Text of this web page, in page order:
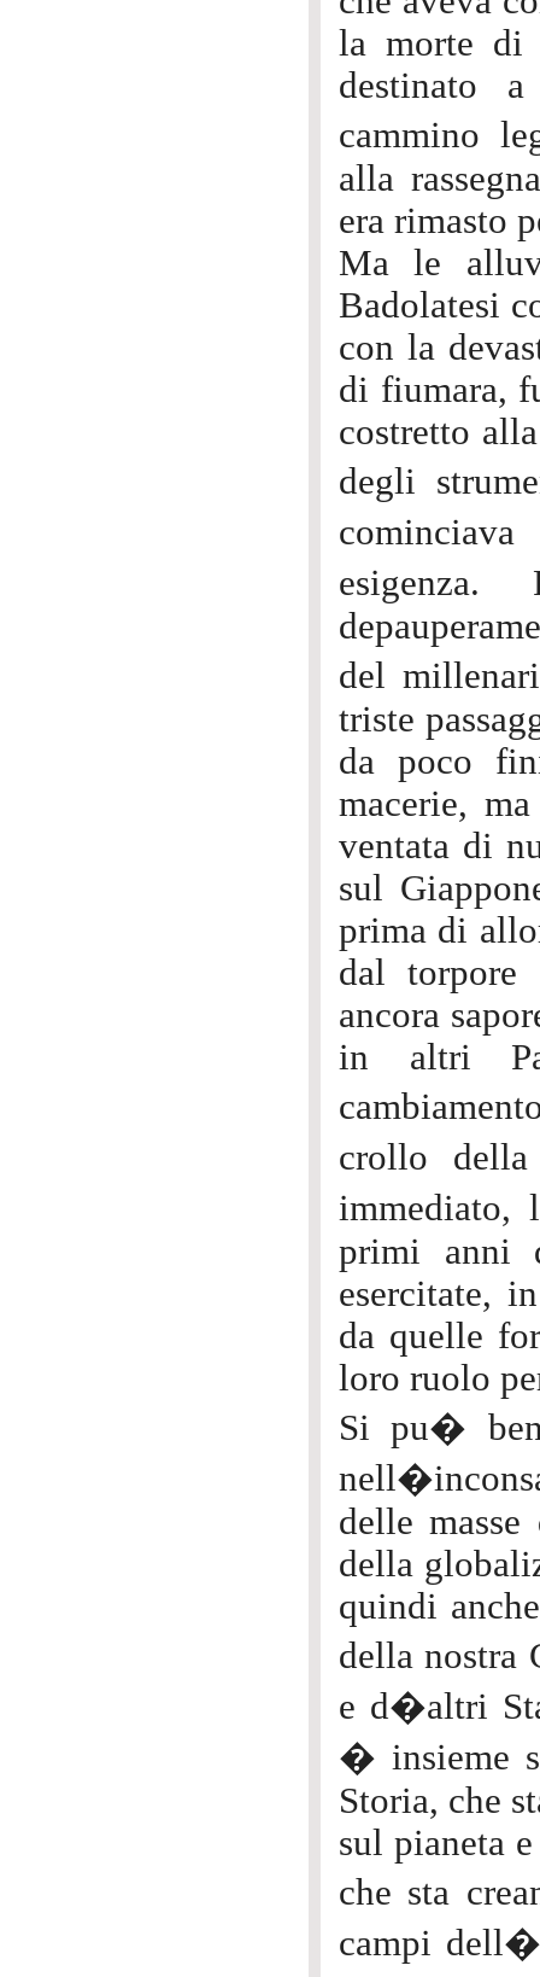
la morte di
destinato
cammino
alla
era rimasto
Ma le
Badolatesi
con la
di fiumara,
costretto
degli
del
triste
da poco
macerie,
ventata di
sul
prima di
dal torpore
ancora
in altri
crollo
immediato,
primi anni
esercitate,
da quelle
loro ruolo
Si pu�
delle
della
quindi
della nostra
e d�altri
� insieme
Storia, che
sul pianeta
che sta
campi